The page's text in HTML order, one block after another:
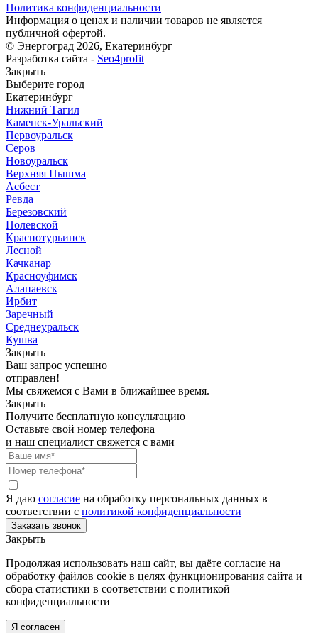
Политика конфиденциальности
Информация о ценах и наличии товаров не является
публичной офертой.
© Энергоград 2026, Екатеринбург
Разработка сайта - Seo4profit
Закрыть
Выберите город
Екатеринбург
Нижний Тагил
Каменск-Уральский
Первоуральск
Серов
Новоуральск
Верхняя Пышма
Асбест
Ревда
Березовский
Полевской
Краснотурьинск
Лесной
Качканар
Красноуфимск
Алапаевск
Ирбит
Заречный
Среднеуральск
Кушва
Закрыть
Ваш запрос успешно
отправлен!
Мы свяжемся с Вами в ближайшее время.
Закрыть
Получите бесплатную консультацию
Оставьте свой номер телефона
и наш специалист свяжется с вами
Я даю согласие на обработку персональных данных в
соответствии с политикой конфиденциальности
Закрыть
Продолжая использовать наш сайт, вы даёте согласие на
обработку файлов cookie в целях функционирования сайта и
сбора статистики в соответствии с политикой
конфиденциальности
Я согласен